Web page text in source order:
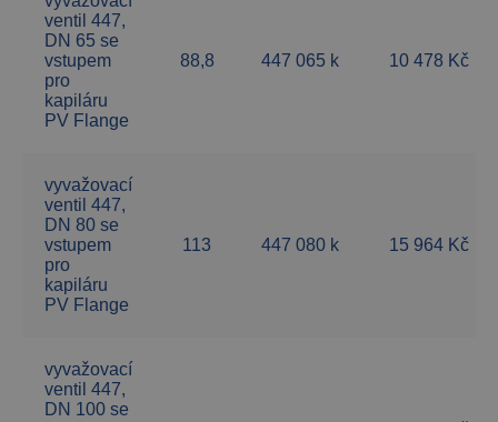
ventil 447,
DN 65 se
vstupem
pro
kapiláru
PV Flange
88,8 447 065 k 10 478 Kč
vyvažovací
ventil 447,
DN 80 se
vstupem
pro
kapiláru
PV Flange
113 447 080 k 15 964 Kč
vyvažovací
ventil 447,
DN 100 se